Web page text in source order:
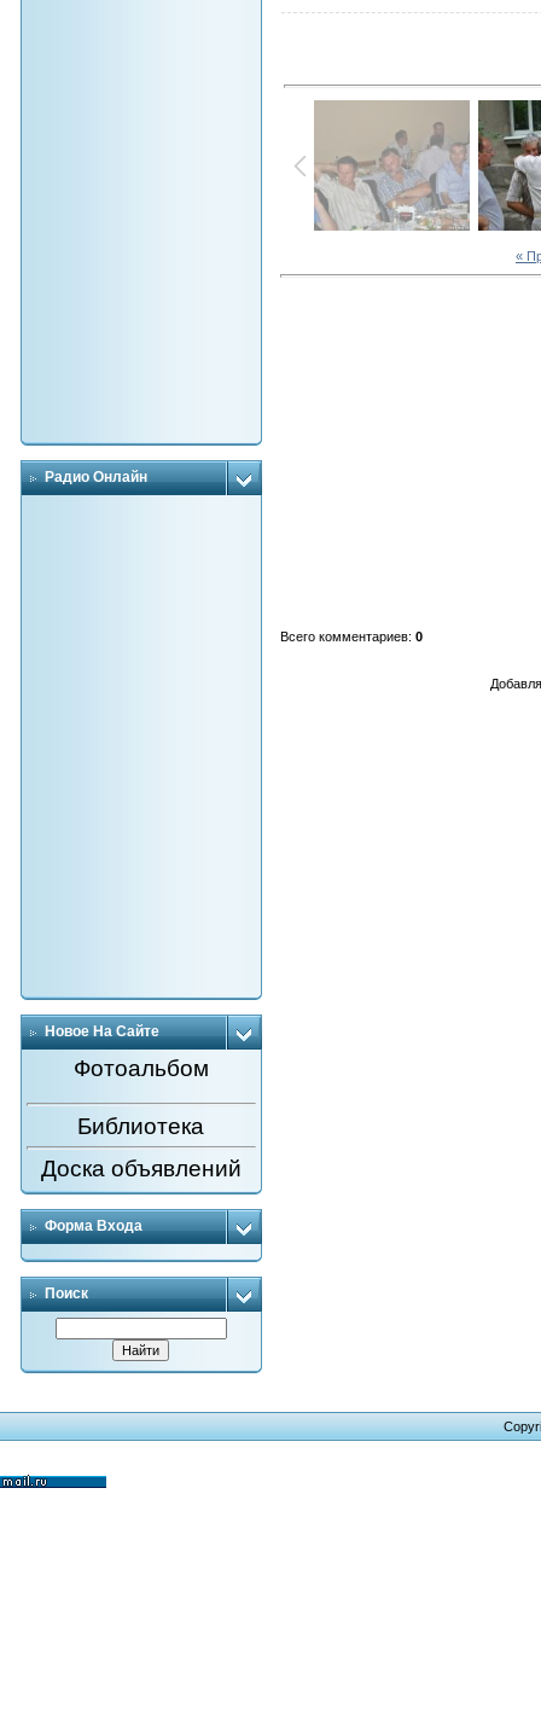
Радио Онлайн
Новое На Сайте
Фотоальбом
Библиотека
Доска объявлений
Форма Входа
Поиск
«
Всего комментариев: 0